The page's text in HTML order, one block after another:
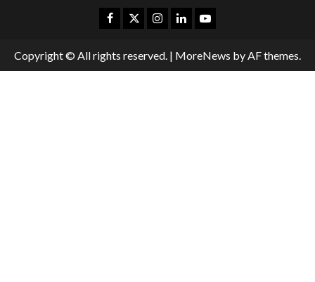
Copyright © All rights reserved. | MoreNews by AF themes.